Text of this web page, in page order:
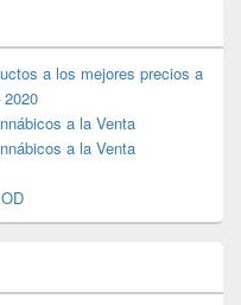
a los mejores precios a
a la Venta
a la Venta